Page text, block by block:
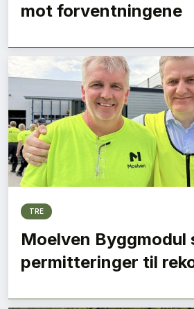
mot forventningene
TRE
Moelven Byggmodul
permitteringer til